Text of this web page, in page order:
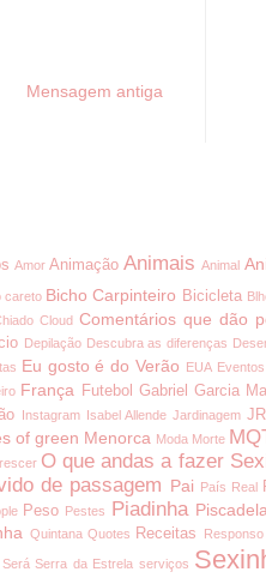
Mensagem antiga
Amor Animação Animais Animal
careto Bicho Carpinteiro Bicicleta
Cloud Comentários que dão
Depilação Descubra as diferenças
Eu gosto é do Verão EUA Eventos
França Futebol Gabriel Garcia
Instagram Isabel Allende Jardinagem
of green Menorca Moda Morte
O que andas a fazer
de passagem Pai País Real
Peso Pestes Piadinha
Quintana Quotes Receitas Responso
Será Serra da Estrela serviços